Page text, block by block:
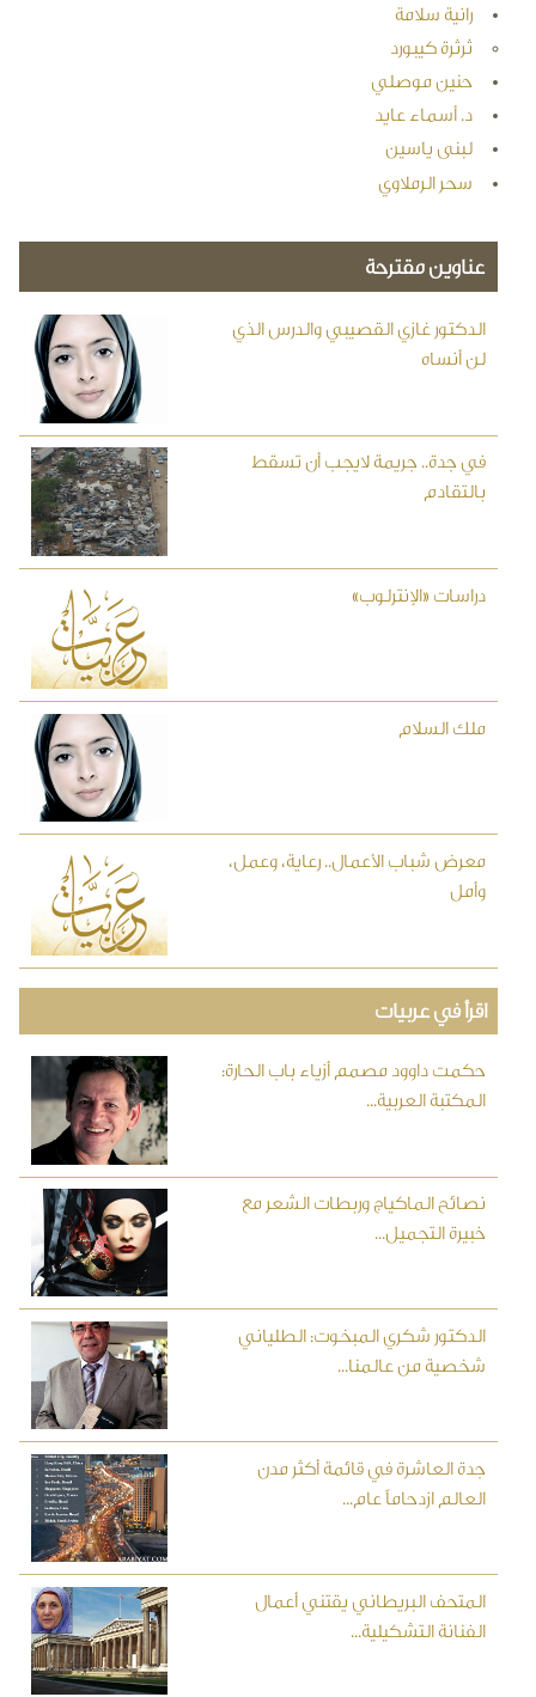
رانية سلامة
ثرثرة كيبورد
حنين موصلي
د. أسماء عايد
لبنى ياسين
سحر الرملاوي
عناوين مقترحة
الدكتور غازي القصيبي والدرس الذي
لن أنساه
في جدة.. جريمة لايجب أن تسقط
بالتقادم
دراسات «الإنترلوب»
ملك السلام
معرض شباب الأعمال.. رعاية، وعمل،
وأمل
اقرأ في عربيات
حكمت داوود مصمم أزياء باب الحارة:
المكتبة العربية...
نصائح الماكياج وربطات الشعر مع
خبيرة التجميل...
الدكتور شكري المبخوت: الطلياني
شخصية من عالمنا...
جدة العاشرة في قائمة أكثر مدن
العالم ازدحاماً عام...
المتحف البريطاني يقتني أعمال
الفنانة التشكيلية...